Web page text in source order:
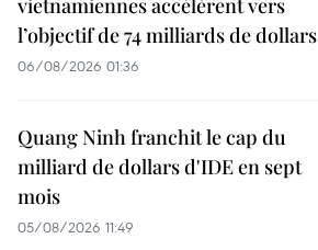
l’objectif de 74 milliards de dollars
06/08/2026 01:36
Quang Ninh franchit le cap du
milliard de dollars d'IDE en sept
mois
05/08/2026 11:49